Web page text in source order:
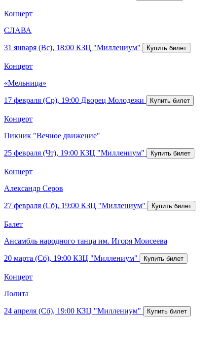
Концерт
СЛАВА
31 января (Вс), 18:00 КЗЦ "Миллениум"
Концерт
«Мельница»
17 февраля (Ср), 19:00 Дворец Молодежи
Концерт
Пикник "Вечное движение"
25 февраля (Чт), 19:00 КЗЦ "Миллениум"
Концерт
Александр Серов
27 февраля (Сб), 19:00 КЗЦ "Миллениум"
Балет
Ансамбль народного танца им. Игоря Моисеева
20 марта (Сб), 19:00 КЗЦ "Миллениум"
Концерт
Лолита
24 апреля (Сб), 19:00 КЗЦ "Миллениум"